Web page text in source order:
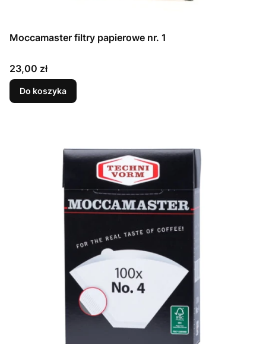
Moccamaster filtry papierowe nr. 1
Cena
23,00 zł
Do koszyka